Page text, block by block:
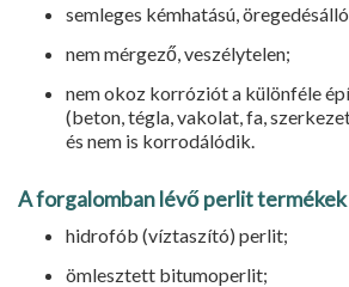
semleges kémhatású,
nem mérgező, veszélytelen;
nem okoz korróziót a különféle
(beton, tégla, vakolat, fa,
és nem is korrodálódik.
A forgalomban lévő perlit
hidrofób (víztaszító) perlit;
ömlesztett bitumoperlit;